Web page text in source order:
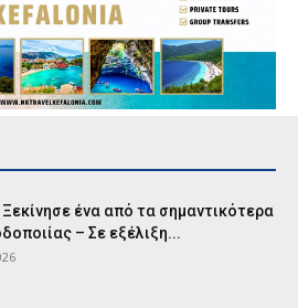
Ξεκίνησε ένα από τα σημαντικότερα
– Σε εξέλιξη...